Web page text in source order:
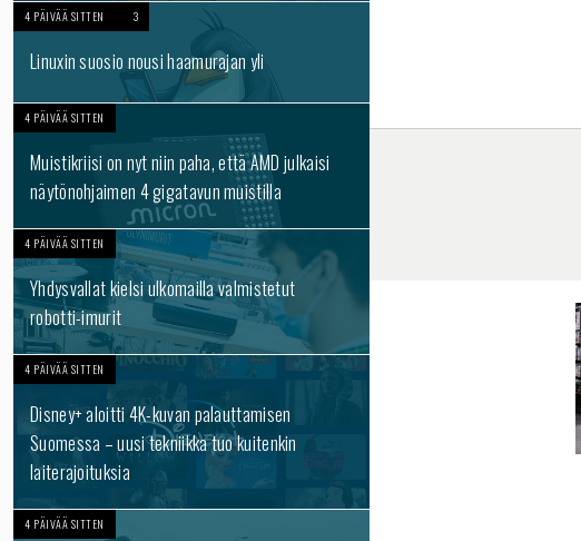
4 PÄIVÄÄ SITTEN 3
Linuxin suosio nousi haamurajan yli
4 PÄIVÄÄ SITTEN
Muistikriisi on nyt niin paha, että AMD julkaisi
näytönohjaimen 4 gigatavun muistilla
4 PÄIVÄÄ SITTEN
Yhdysvallat kielsi ulkomailla valmistetut
robotti-imurit
4 PÄIVÄÄ SITTEN
Disney+ aloitti 4K-kuvan palauttamisen
Suomessa – uusi tekniikka tuo kuitenkin
laiterajoituksia
4 PÄIVÄÄ SITTEN